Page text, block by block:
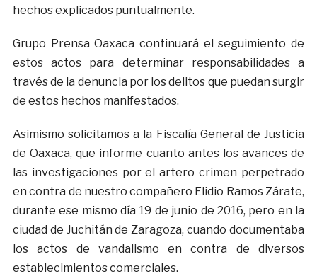
hechos explicados puntualmente.
Grupo Prensa Oaxaca continuará el seguimiento de
estos actos para determinar responsabilidades a
través de la denuncia por los delitos que puedan surgir
de estos hechos manifestados.
Asimismo solicitamos a la Fiscalía General de Justicia
de Oaxaca, que informe cuanto antes los avances de
las investigaciones por el artero crimen perpetrado
en contra de nuestro compañero Elidio Ramos Zárate,
durante ese mismo día 19 de junio de 2016, pero en la
ciudad de Juchitán de Zaragoza, cuando documentaba
los actos de vandalismo en contra de diversos
establecimientos comerciales.